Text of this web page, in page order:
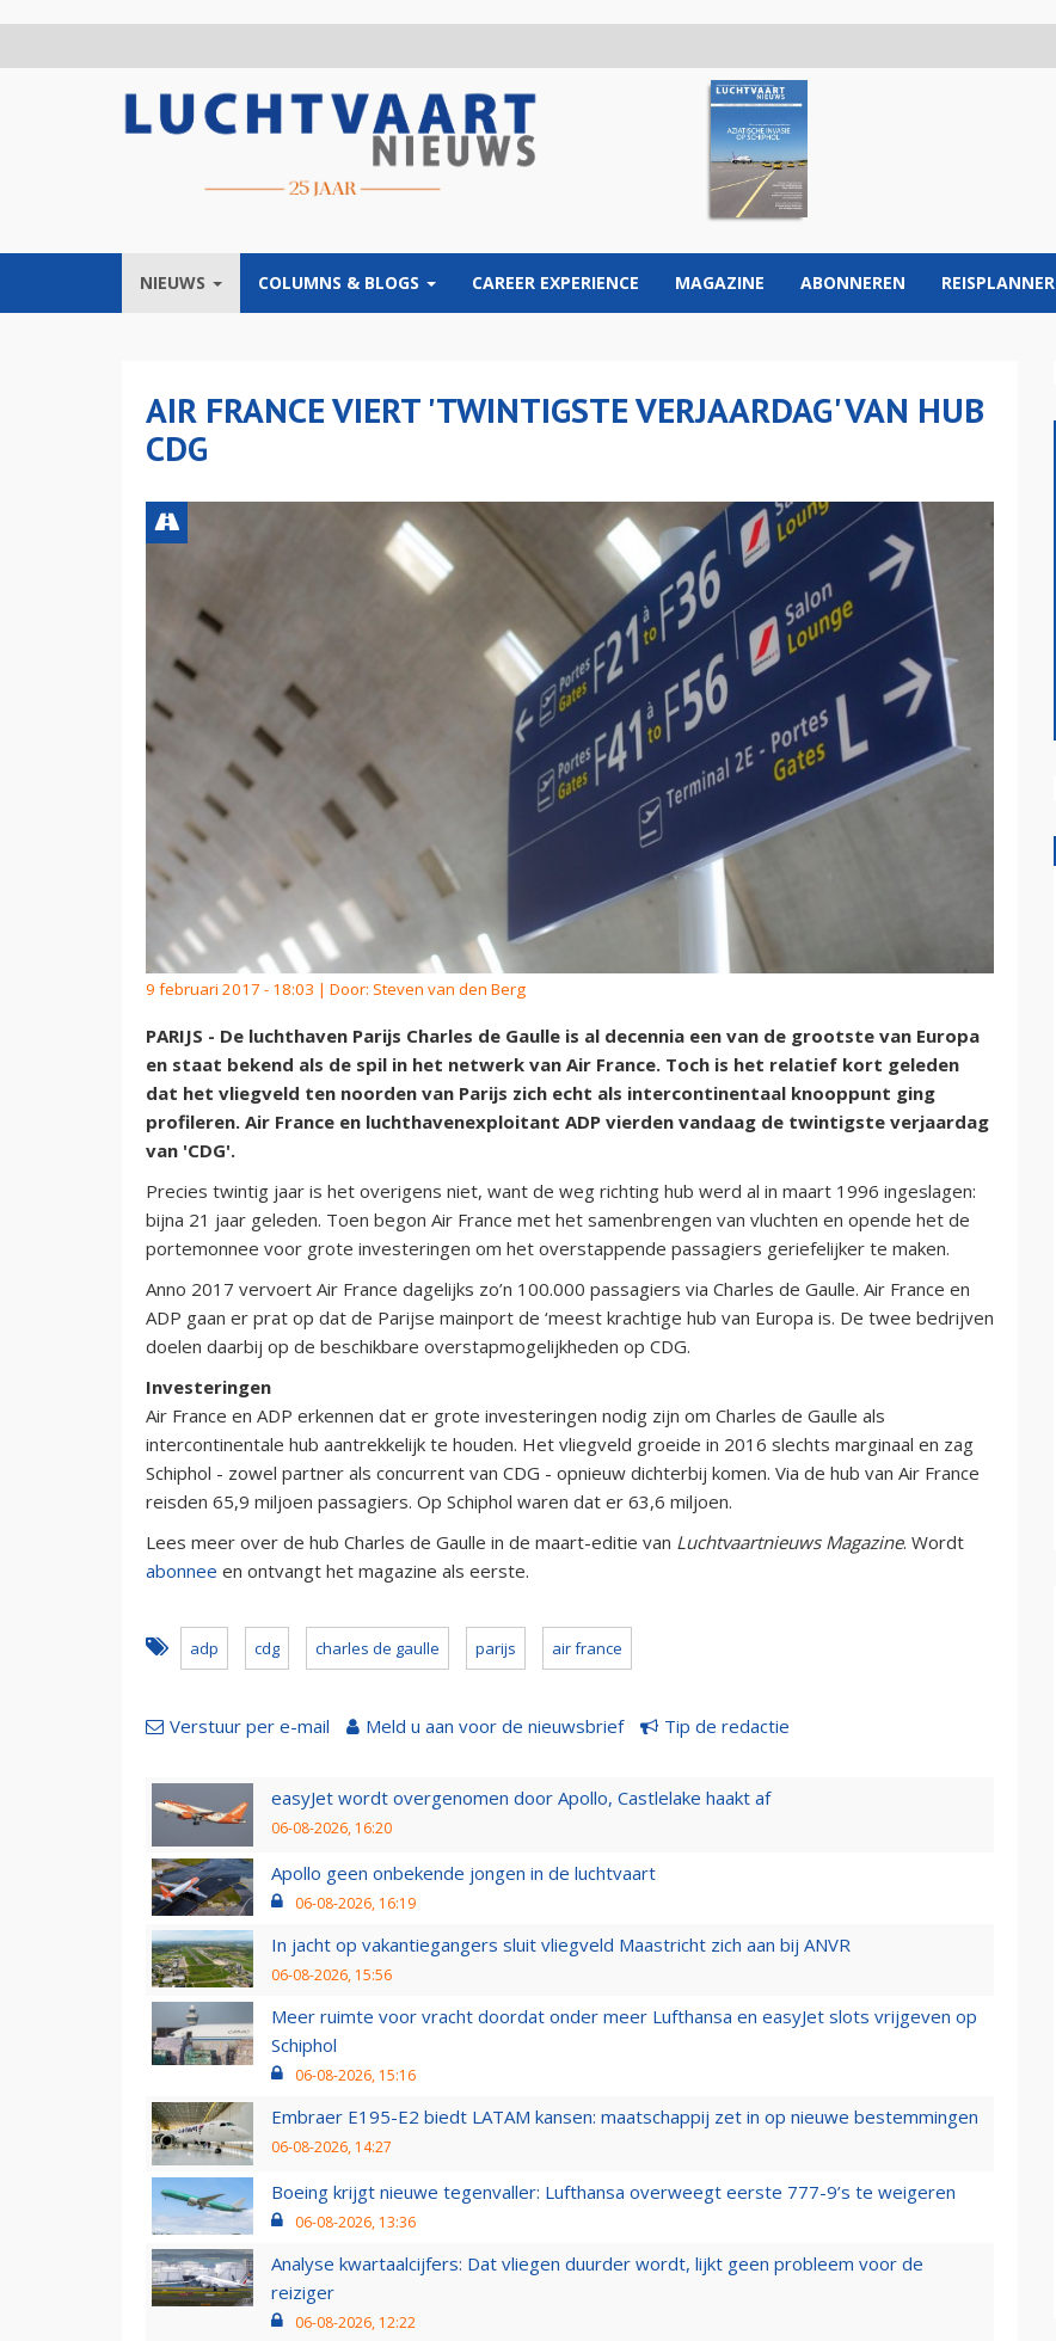
NIEUWS COLUMNS & BLOGS CAREER EXPERIENCE MAGAZINE ABONNEREN REISPLANNER
AIR FRANCE VIERT 'TWINTIGSTE VERJAARDAG' VAN HUB
CDG
9 februari 2017 - 18:03 | Door: Steven van den Berg
PARIJS - De luchthaven Parijs Charles de Gaulle is al decennia een van de grootste van Europa
en staat bekend als de spil in het netwerk van Air France. Toch is het relatief kort geleden
dat het vliegveld ten noorden van Parijs zich echt als intercontinentaal knooppunt ging
profileren. Air France en luchthavenexploitant ADP vierden vandaag de twintigste verjaardag
van 'CDG'.
Precies twintig jaar is het overigens niet, want de weg richting hub werd al in maart 1996 ingeslagen:
bijna 21 jaar geleden. Toen begon Air France met het samenbrengen van vluchten en opende het de
portemonnee voor grote investeringen om het overstappende passagiers geriefelijker te maken.
Anno 2017 vervoert Air France dagelijks zo’n 100.000 passagiers via Charles de Gaulle. Air France en
ADP gaan er prat op dat de Parijse mainport de ‘meest krachtige hub van Europa is. De twee bedrijven
doelen daarbij op de beschikbare overstapmogelijkheden op CDG.
Investeringen
Air France en ADP erkennen dat er grote investeringen nodig zijn om Charles de Gaulle als
intercontinentale hub aantrekkelijk te houden. Het vliegveld groeide in 2016 slechts marginaal en zag
Schiphol - zowel partner als concurrent van CDG - opnieuw dichterbij komen. Via de hub van Air France
reisden 65,9 miljoen passagiers. Op Schiphol waren dat er 63,6 miljoen.
Lees meer over de hub Charles de Gaulle in de maart-editie van Luchtvaartnieuws Magazine. Wordt
abonnee en ontvangt het magazine als eerste.
adp cdg charles de gaulle parijs air france
Verstuur per e-mail Meld u aan voor de nieuwsbrief Tip de redactie
easyJet wordt overgenomen door Apollo, Castlelake haakt af
06-08-2026, 16:20
Apollo geen onbekende jongen in de luchtvaart
06-08-2026, 16:19
In jacht op vakantiegangers sluit vliegveld Maastricht zich aan bij ANVR
06-08-2026, 15:56
Meer ruimte voor vracht doordat onder meer Lufthansa en easyJet slots vrijgeven op
Schiphol
06-08-2026, 15:16
Embraer E195-E2 biedt LATAM kansen: maatschappij zet in op nieuwe bestemmingen
06-08-2026, 14:27
Boeing krijgt nieuwe tegenvaller: Lufthansa overweegt eerste 777-9’s te weigeren
06-08-2026, 13:36
Analyse kwartaalcijfers: Dat vliegen duurder wordt, lijkt geen probleem voor de
reiziger
06-08-2026, 12:22